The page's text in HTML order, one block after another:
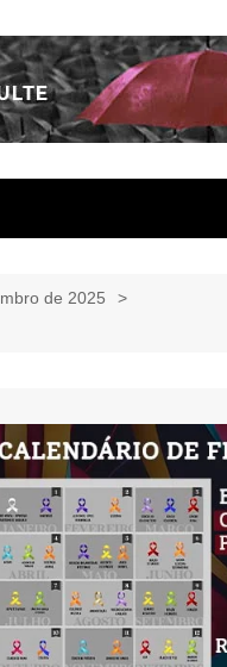
de 2025